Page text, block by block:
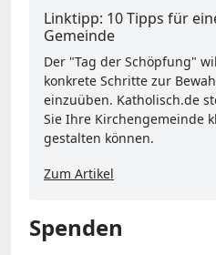
Linktipp: 10 Tipps für
Gemeinde
Der "Tag der Schöpfung"
konkrete Schritte zur
einzuüben. Katholisch.de
Sie Ihre Kirchengemeinde
gestalten können.
Zum Artikel
Spenden